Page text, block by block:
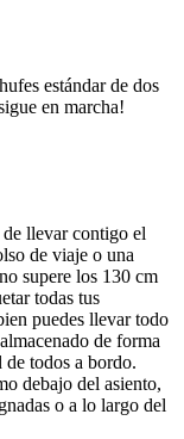
estándar de dos
en marcha!
llevar contigo el
de viaje o una
supere los 130 cm
todas tus
puedes llevar todo
de forma
todos a bordo.
debajo del asiento,
o a lo largo del